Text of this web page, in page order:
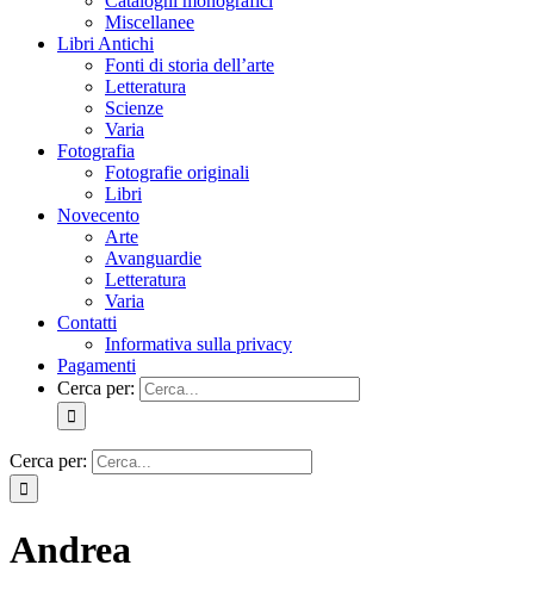
Miscellanee
Libri Antichi
Fonti di storia dell’arte
Letteratura
Scienze
Varia
Fotografia
Fotografie originali
Libri
Novecento
Arte
Avanguardie
Letteratura
Varia
Contatti
Informativa sulla privacy
Pagamenti
Cerca per:
Cerca per:
Andrea